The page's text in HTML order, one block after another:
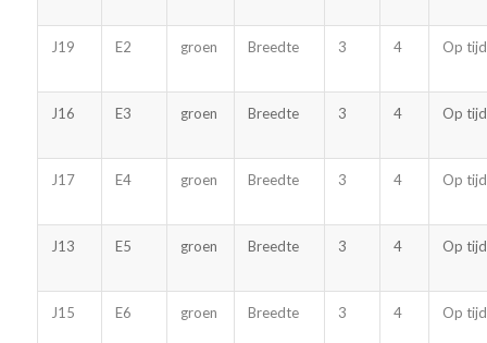
J19 E2 groen Breedte 3 4 Op tijd
J16 E3 groen Breedte 3 4 Op tijd
J17 E4 groen Breedte 3 4 Op tijd
J13 E5 groen Breedte 3 4 Op tijd
J15 E6 groen Breedte 3 4 Op tijd